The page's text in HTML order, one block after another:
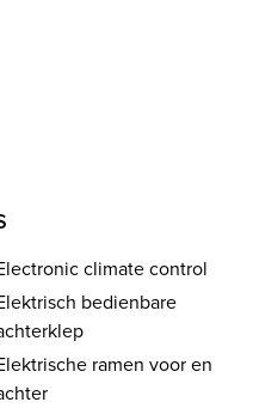
climate control
bedienbare
ramen voor en